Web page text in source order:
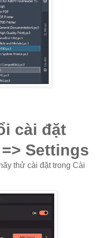
cài đặt
Settings
thử cài đặt trong Cài